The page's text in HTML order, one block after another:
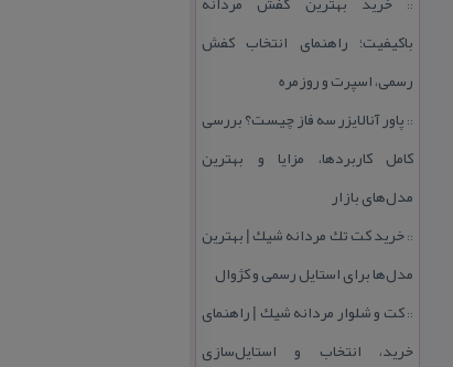
::
باكیفیت؛ راهنمای انتخاب كفش
رسمی، اسپرت و روزمره
:: پاور آنالایزر سه فاز چیست؟ بررسی
كامل كاربردها، مزایا و بهترین
مدل‌های بازار
::خرید كت تك مردانه شیك | بهترین
مدل‌ها برای استایل رسمی و كژوال
::كت و شلوار مردانه شیك | راهنمای
خرید، انتخاب و استایل‌سازی